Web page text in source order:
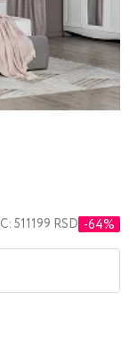
511199 RSD -64%